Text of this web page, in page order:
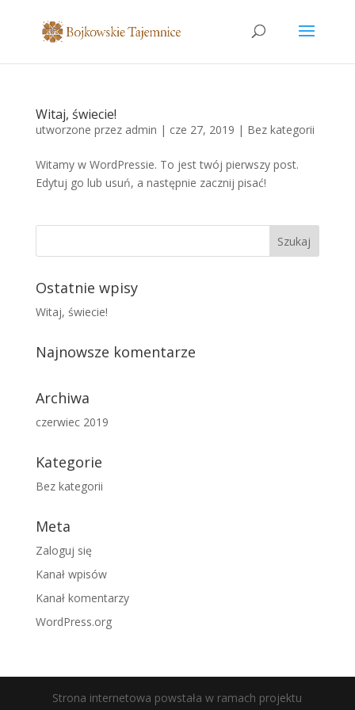
Witaj, świecie!
utworzone przez admin | cze 27, 2019 | Bez kategorii
Witamy w WordPressie. To jest twój pierwszy post.
Edytuj go lub usuń, a następnie zacznij pisać!
Ostatnie wpisy
Witaj, świecie!
Najnowsze komentarze
Archiwa
czerwiec 2019
Kategorie
Bez kategorii
Meta
Zaloguj się
Kanał wpisów
Kanał komentarzy
WordPress.org
Strona internetowa powstała w ramach projektu